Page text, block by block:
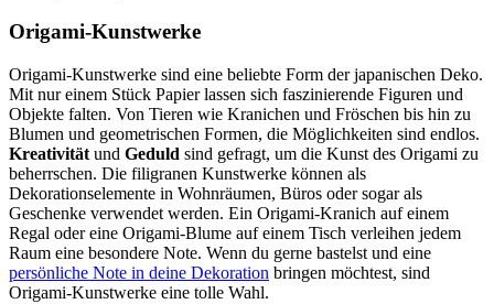
Origami-Kunstwerke
Origami-Kunstwerke sind eine beliebte Form der japanischen Deko.
Mit nur einem Stück Papier lassen sich faszinierende Figuren und
Objekte falten. Von Tieren wie Kranichen und Fröschen bis hin zu
Blumen und geometrischen Formen, die Möglichkeiten sind endlos.
Kreativität und Geduld sind gefragt, um die Kunst des Origami zu
beherrschen. Die filigranen Kunstwerke können als
Dekorationselemente in Wohnräumen, Büros oder sogar als
Geschenke verwendet werden. Ein Origami-Kranich auf einem
Regal oder eine Origami-Blume auf einem Tisch verleihen jedem
Raum eine besondere Note. Wenn du gerne bastelst und eine
persönliche Note in deine Dekoration bringen möchtest, sind
Origami-Kunstwerke eine tolle Wahl.